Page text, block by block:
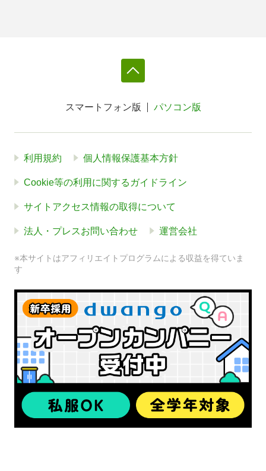
スマートフォン版 パソコン版
利用規約 個人情報保護基本方針
Cookie等の利用に関するガイドライン
サイトアクセス情報の取得について
法人・プレスお問い合わせ 運営会社
※本サイトはアフィリエイトプログラムによる収益を得ていま
す